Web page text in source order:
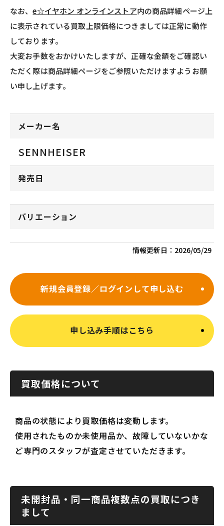
なお、e☆イヤホン オンラインストア内の商品詳細ページ上
に表示されている買取上限価格につきましては正常に動作
しております。
大変お手数をおかけいたしますが、正確な金額をご確認い
ただく際は商品詳細ページをご参照いただけますようお願
い申し上げます。
メーカー名
SENNHEISER
発売日
バリエーション
情報更新日： 2026/05/29
新規会員登録／ログインして申し込む
申し込み手順はこちら
買取価格について
商品の状態により買取価格は変動します。
使用されたものか未使用品か、故障していないかな
ど専門のスタッフが査定させていただきます。
未開封品・同一商品複数点の買取につき
まして